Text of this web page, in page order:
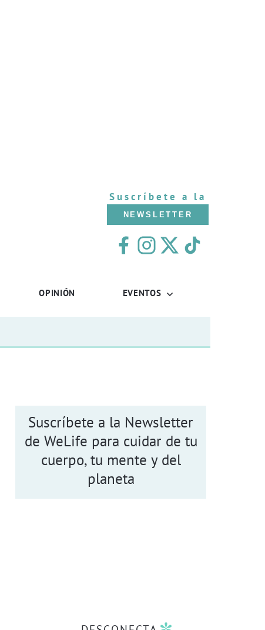
Suscríbete a la
NEWSLETTER
OPINIÓN EVENTOS
Suscríbete a la Newsletter
de WeLife para cuidar de tu
cuerpo, tu mente y del
planeta